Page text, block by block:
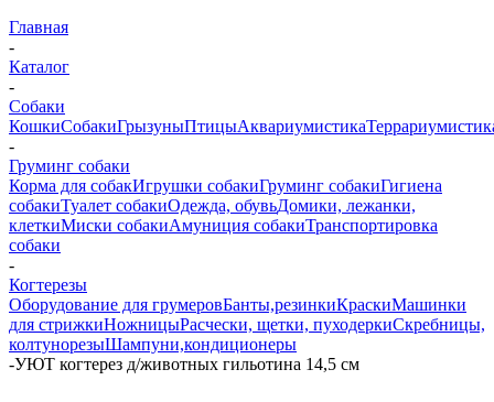
Главная
-
Каталог
-
Собаки
КошкиСобакиГрызуныПтицыАквариумистика
-
Груминг собаки
Корма для собакИгрушки собакиГруминг собакиГигиена
собакиТуалет собакиОдежда, обувьДомики, лежанки,
клеткиМиски собакиАмуниция собакиТранспортировка
собаки
-
Когтерезы
Оборудование для грумеровБанты,резинкиКраскиМашинки
для стрижкиНожницыРасчески, щетки, пуходеркиСкребницы,
колтунорезыШампуни,кондиционеры
-УЮТ когтерез д/животных гильотина 14,5 см